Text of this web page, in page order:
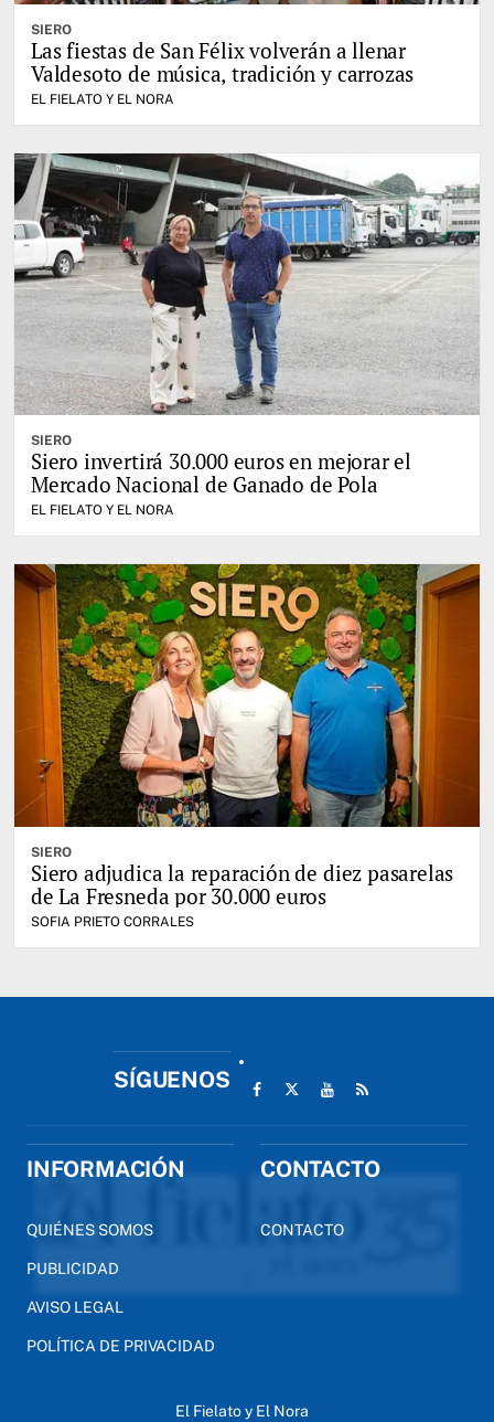
SIERO
Las fiestas de San Félix volverán a llenar
Valdesoto de música, tradición y carrozas
EL FIELATO Y EL NORA
SIERO
Siero invertirá 30.000 euros en mejorar el
Mercado Nacional de Ganado de Pola
EL FIELATO Y EL NORA
SIERO
Siero adjudica la reparación de diez pasarelas
de La Fresneda por 30.000 euros
SOFIA PRIETO CORRALES
SÍGUENOS
INFORMACIÓN
QUIÉNES SOMOS
PUBLICIDAD
AVISO LEGAL
POLÍTICA DE PRIVACIDAD
CONTACTO
CONTACTO
El Fielato y El Nora